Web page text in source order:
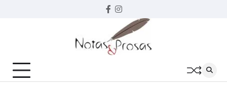
Facebook
instagram